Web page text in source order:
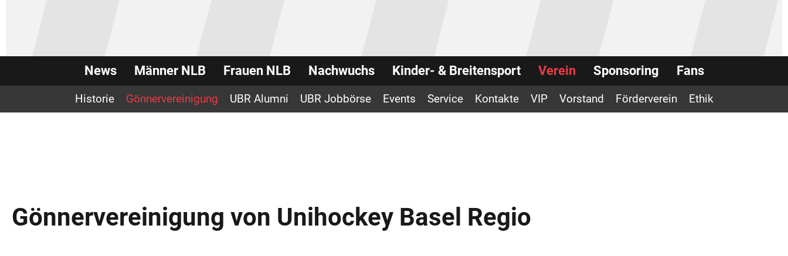
News Männer NLB Frauen NLB Nachwuchs Kinder- & Breitensport Verein Sponsoring Fans
Historie Gönnervereinigung UBR Alumni UBR Jobbörse Events Service Kontakte VIP Vorstand Förderverein Ethik
Gönnervereinigung von Unihockey Basel Regio